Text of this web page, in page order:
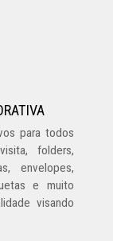
para todos
folders,
envelopes,
e muito
visando